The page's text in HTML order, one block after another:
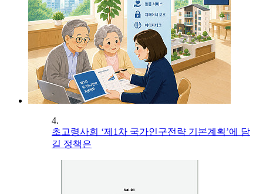
4.
초고령사회 ‘제1차 국가인구전략 기본계획’에 담
길 정책은